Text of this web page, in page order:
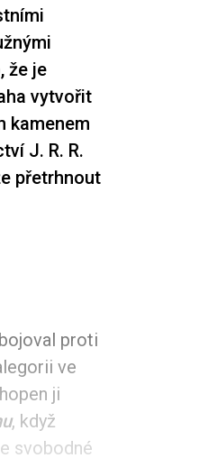
že je
vytvořit
kamenem
J. R. R.
přetrhnout
proti
ve
ji
, když
svobodné